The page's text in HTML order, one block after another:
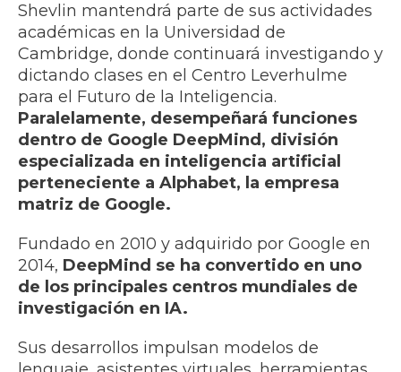
Shevlin mantendrá parte de sus actividades
académicas en la Universidad de
Cambridge, donde continuará investigando y
dictando clases en el Centro Leverhulme
para el Futuro de la Inteligencia.
Paralelamente, desempeñará funciones
dentro de Google DeepMind, división
especializada en inteligencia artificial
perteneciente a Alphabet, la empresa
matriz de Google.
Fundado en 2010 y adquirido por Google en
2014, DeepMind se ha convertido en uno
de los principales centros mundiales de
investigación en IA.
Sus desarrollos impulsan modelos de